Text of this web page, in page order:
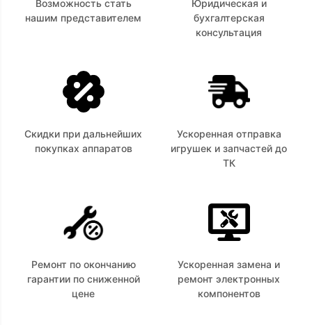
Возможность стать
нашим представителем
Юридическая и
бухгалтерская
консультация
Скидки при дальнейших
покупках аппаратов
Ускоренная отправка
игрушек и запчастей до
ТК
Ремонт по окончанию
гарантии по сниженной
цене
Ускоренная замена и
ремонт электронных
компонентов